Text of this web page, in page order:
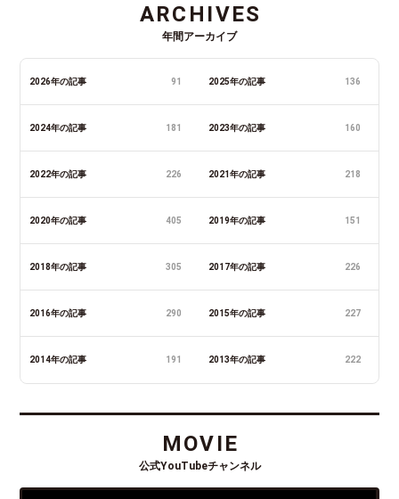
ARCHIVES
年間アーカイブ
2026年の記事 91 2025年の記事 136
2024年の記事 181 2023年の記事 160
2022年の記事 226 2021年の記事 218
2020年の記事 405 2019年の記事 151
2018年の記事 305 2017年の記事 226
2016年の記事 290 2015年の記事 227
2014年の記事 191 2013年の記事 222
MOVIE
公式YouTubeチャンネル